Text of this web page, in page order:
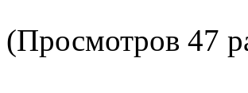
(Просмотров 47